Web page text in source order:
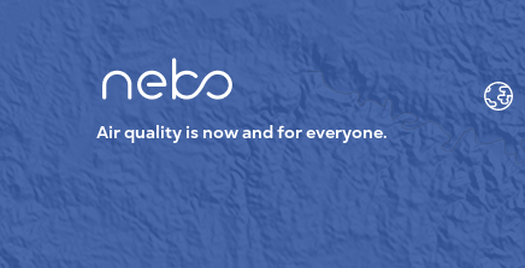
Air quality is now and for everyone.